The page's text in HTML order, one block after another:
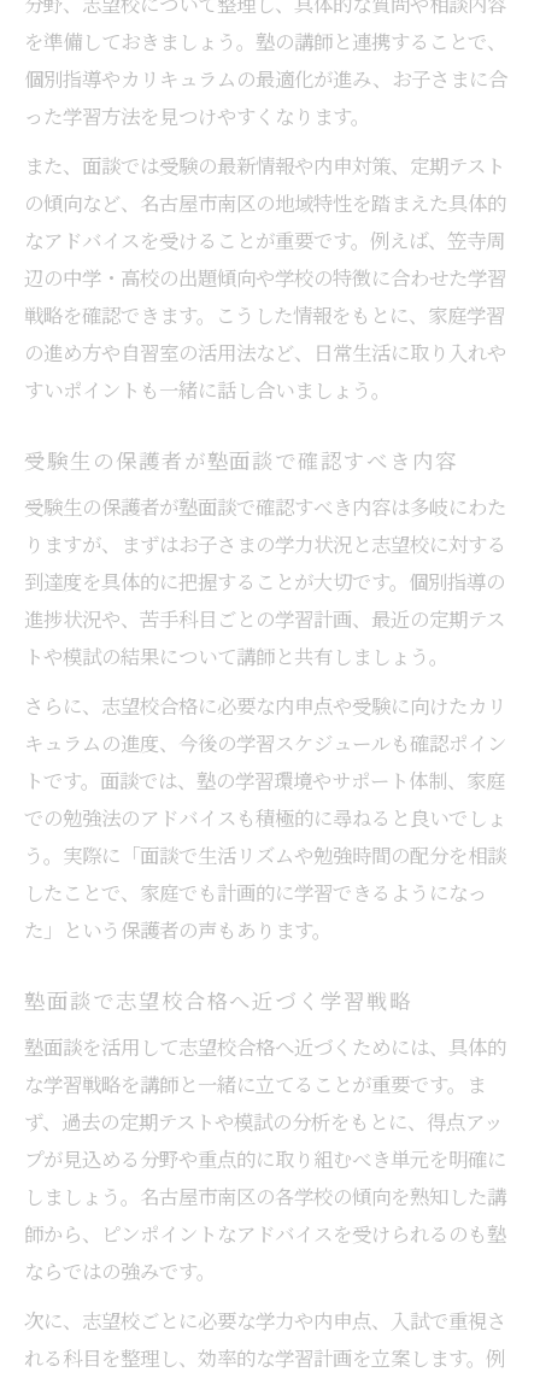
を準備しておきましょう。塾の講師と連携することで、
個別指導やカリキュラムの最適化が進み、お子さまに合
った学習方法を見つけやすくなります。
また、面談では受験の最新情報や内申対策、定期テスト
の傾向など、名古屋市南区の地域特性を踏まえた具体的
なアドバイスを受けることが重要です。例えば、笠寺周
辺の中学・高校の出題傾向や学校の特徴に合わせた学習
戦略を確認できます。こうした情報をもとに、家庭学習
の進め方や自習室の活用法など、日常生活に取り入れや
すいポイントも一緒に話し合いましょう。
受験生の保護者が塾面談で確認すべき内容
受験生の保護者が塾面談で確認すべき内容は多岐にわた
りますが、まずはお子さまの学力状況と志望校に対する
到達度を具体的に把握することが大切です。個別指導の
進捗状況や、苦手科目ごとの学習計画、最近の定期テス
トや模試の結果について講師と共有しましょう。
さらに、志望校合格に必要な内申点や受験に向けたカリ
キュラムの進度、今後の学習スケジュールも確認ポイン
トです。面談では、塾の学習環境やサポート体制、家庭
での勉強法のアドバイスも積極的に尋ねると良いでしょ
う。実際に「面談で生活リズムや勉強時間の配分を相談
したことで、家庭でも計画的に学習できるようになっ
た」という保護者の声もあります。
塾面談で志望校合格へ近づく学習戦略
塾面談を活用して志望校合格へ近づくためには、具体的
な学習戦略を講師と一緒に立てることが重要です。ま
ず、過去の定期テストや模試の分析をもとに、得点アッ
プが見込める分野や重点的に取り組むべき単元を明確に
しましょう。名古屋市南区の各学校の傾向を熟知した講
師から、ピンポイントなアドバイスを受けられるのも塾
ならではの強みです。
次に、志望校ごとに必要な学力や内申点、入試で重視さ
れる科目を整理し、効率的な学習計画を立案します。例